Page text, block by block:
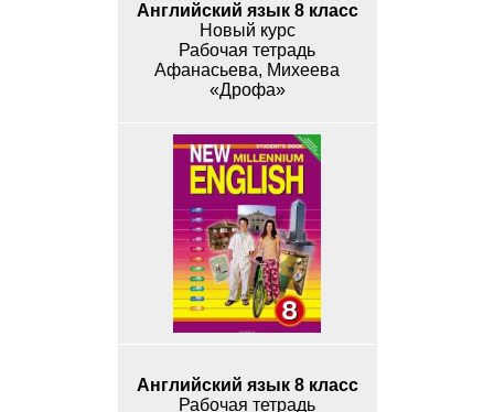
Английский язык 8 класс
Новый курс
Рабочая тетрадь
Афанасьева, Михеева
«Дрофа»
Английский язык 8 класс
Рабочая тетрадь